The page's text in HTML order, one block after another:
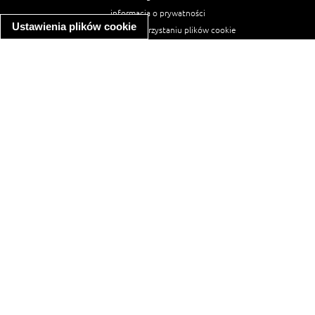
Ustawienia plików cookie
informacja o prywatności
informacja o wykorzystaniu plików cookie